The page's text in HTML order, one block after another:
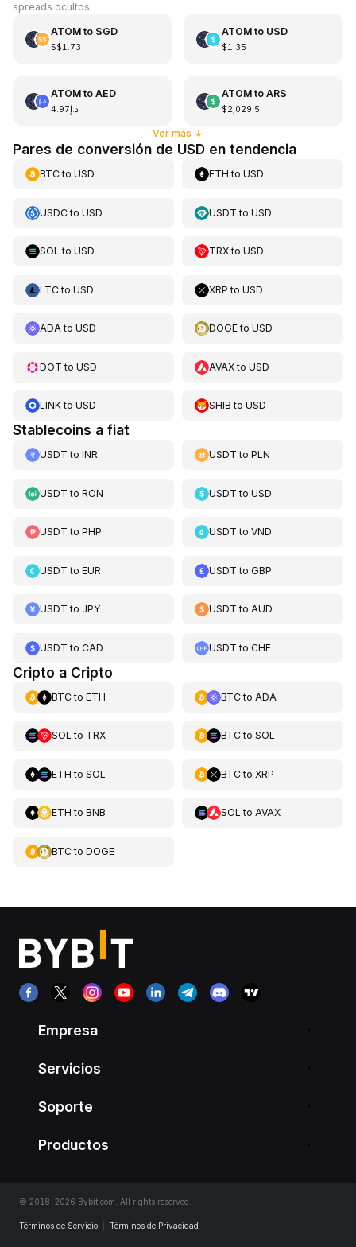
spreads ocultos.
ATOMto SGD
S$1.73
ATOMto USD
$1.35
ATOMto AED
د.إ4.97
ATOMto ARS
$2,029.5
Ver más ↓
Pares de conversión de USD en tendencia
BTCto USD ETH toUSD
USDCto USD USDT toUSD
SOL to USD TRXtoUSD
LTCto USD XRP toUSD
ADAto USD DOGEtoUSD
DOT to USD AVAXtoUSD
LINKto USD SHIB toUSD
Stablecoins a fiat
USDT to INR USDT toPLN
USDT to RON USDT toUSD
USDT to PHP USDT toVND
USDT to EUR USDT toGBP
USDT to JPY USDT toAUD
USDT to CAD USDT toCHF
Cripto a Cripto
BTCto ETH BTCto ADA
SOL to TRX BTCto SOL
ETH to SOL BTCto XRP
ETH to BNB SOL to AVAX
BTCto DOGE
Empresa
Servicios
Soporte
Productos
© 2018-2026 Bybit.com. All rights reserved.
Términos de Servicio Términos de Privacidad